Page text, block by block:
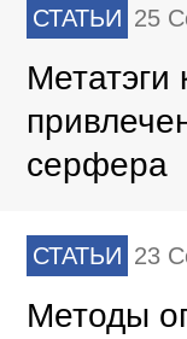
СТАТЬИ 25
Метатэги
серфера
СТАТЬИ 23
Методы